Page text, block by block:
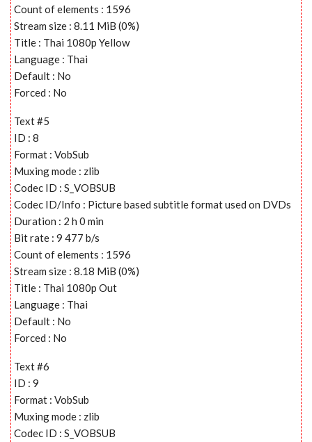
Count of elements : 1596
Stream size : 8.11 MiB (0%)
Title : Thai 1080p Yellow
Language : Thai
Default : No
Forced : No
Text #5
ID : 8
Format : VobSub
Muxing mode : zlib
Codec ID : S_VOBSUB
Codec ID/Info : Picture based subtitle format used on DVDs
Duration : 2 h 0 min
Bit rate : 9 477 b/s
Count of elements : 1596
Stream size : 8.18 MiB (0%)
Title : Thai 1080p Out
Language : Thai
Default : No
Forced : No
Text #6
ID : 9
Format : VobSub
Muxing mode : zlib
Codec ID : S_VOBSUB